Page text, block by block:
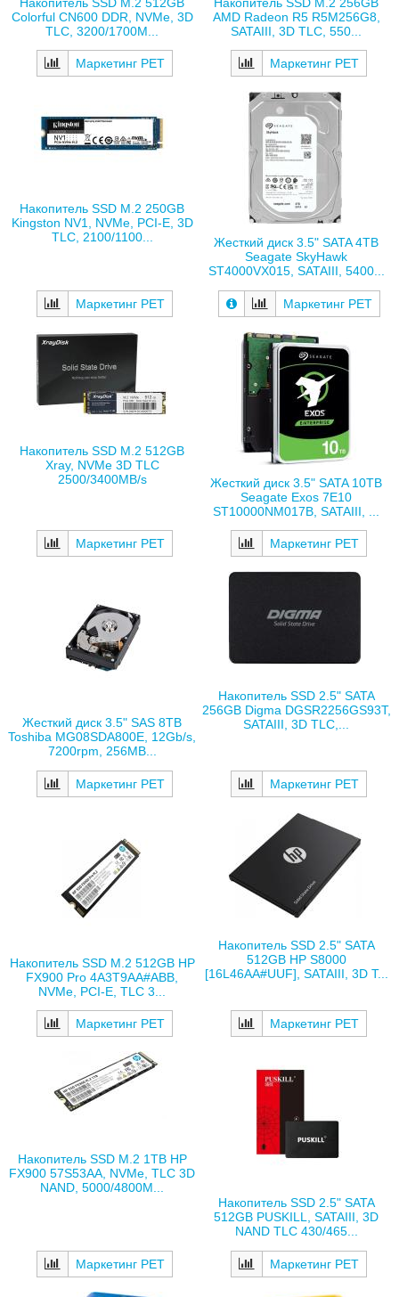
Colorful CN600 DDR, NVMe, 3D
TLC, 3200/1700M...
Маркетинг РЕТ
AMD Radeon R5 R5M256G8,
SATAIII, 3D TLC, 550...
Маркетинг РЕТ
Накопитель SSD M.2 250GB
Kingston NV1, NVMe, PCI-E, 3D
TLC, 2100/1100...
Маркетинг РЕТ
Жесткий диск 3.5" SATA 4TB
Seagate SkyHawk
ST4000VX015, SATAIII, 5400...
Маркетинг РЕТ
Накопитель SSD M.2 512GB
Xray, NVMe 3D TLC
2500/3400MB/s
Маркетинг РЕТ
Жесткий диск 3.5" SATA 10TB
Seagate Exos 7E10
ST10000NM017B, SATAIII, ...
Маркетинг РЕТ
Жесткий диск 3.5" SAS 8TB
Toshiba MG08SDA800E, 12Gb/s,
7200rpm, 256MB...
Маркетинг РЕТ
Накопитель SSD 2.5" SATA
256GB Digma DGSR2256GS93T,
SATAIII, 3D TLC,...
Маркетинг РЕТ
Накопитель SSD M.2 512GB HP
FX900 Pro 4A3T9AA#ABB,
NVMe, PCI-E, TLC 3...
Маркетинг РЕТ
Накопитель SSD 2.5" SATA
512GB HP S8000
[16L46AA#UUF], SATAIII, 3D T...
Маркетинг РЕТ
Накопитель SSD M.2 1TB HP
FX900 57S53AA, NVMe, TLC 3D
NAND, 5000/4800М...
Маркетинг РЕТ
Накопитель SSD 2.5" SATA
512GB PUSKILL, SATAIII, 3D
NAND TLC 430/465...
Маркетинг РЕТ